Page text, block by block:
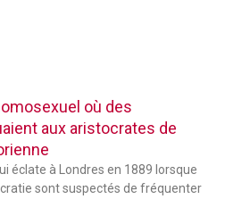
où des
aux aristocrates de
éclate à Londres en 1889 lorsque
sont suspectés de fréquenter